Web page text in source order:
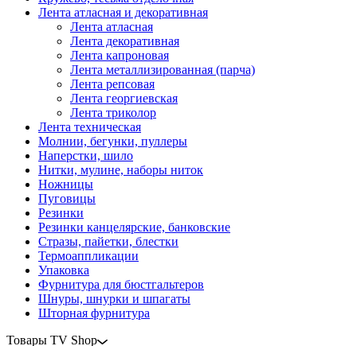
Лента атласная и декоративная
Лента атласная
Лента декоративная
Лента капроновая
Лента металлизированная (парча)
Лента репсовая
Лента георгиевская
Лента триколор
Лента техническая
Молнии, бегунки, пуллеры
Наперстки, шило
Нитки, мулине, наборы ниток
Ножницы
Пуговицы
Резинки
Резинки канцелярские, банковские
Стразы, пайетки, блестки
Термоаппликации
Упаковка
Фурнитура для бюстгальтеров
Шнуры, шнурки и шпагаты
Шторная фурнитура
Товары TV Shop